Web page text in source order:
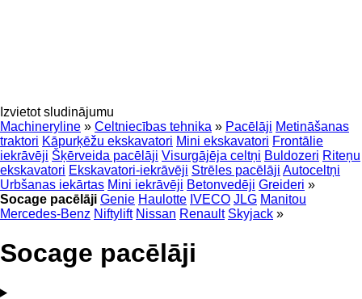
Izvietot sludinājumu
Machineryline » Celtniecības tehnika » Pacēlāji Metināšanas
traktori Kāpurķēžu ekskavatori Mini ekskavatori Frontālie
iekrāvēji Šķērveida pacēlāji Visurgājēja celtņi Buldozeri Riteņu
ekskavatori Ekskavatori-iekrāvēji Strēles pacēlāji Autoceltņi
Urbšanas iekārtas Mini iekrāvēji Betonvedēji Greideri »
Socage pacēlāji Genie Haulotte IVECO JLG Manitou
Mercedes-Benz Niftylift Nissan Renault Skyjack »
Socage pacēlāji